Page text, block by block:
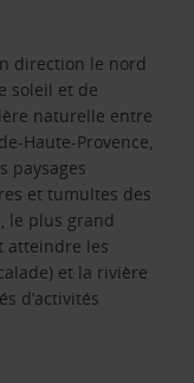
direction le nord
soleil et de
naturelle entre
Haute-Provence,
paysages
et tumultes des
le plus grand
atteindre les
et la rivière
d’activités